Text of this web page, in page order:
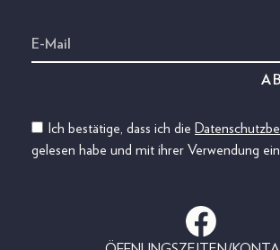
Ich bestätige, dass ich die
gelesen habe und mit ihrer Verwendung